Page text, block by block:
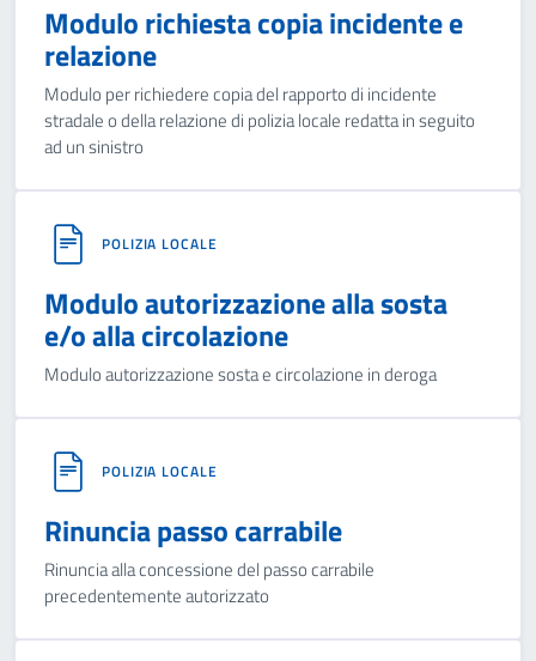
Modulo richiesta copia incidente e
relazione
Modulo per richiedere copia del rapporto di incidente
stradale o della relazione di polizia locale redatta in seguito
ad un sinistro
POLIZIA LOCALE
Modulo autorizzazione alla sosta
e/o alla circolazione
Modulo autorizzazione sosta e circolazione in deroga
POLIZIA LOCALE
Rinuncia passo carrabile
Rinuncia alla concessione del passo carrabile
precedentemente autorizzato